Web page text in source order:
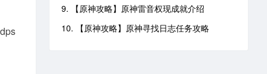
9. 【原神攻略】原神雷音权现成就介绍
10. 【原神攻略】原神寻找日志任务攻略